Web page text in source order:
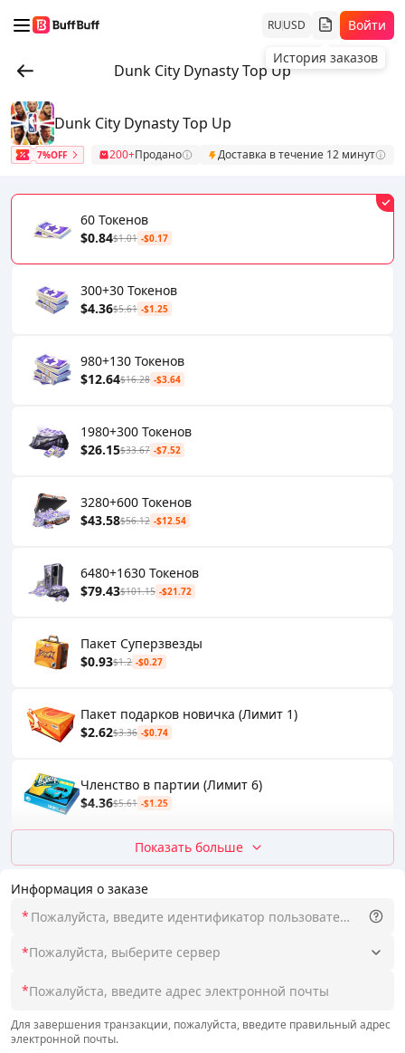
RUUSD
История заказов
Войти
Dunk City Dynasty Top Up
Информация о заказе
*
*Пожалуйста, выберите сервер
*
Для завершения транзакции, пожалуйста, введите правильный адрес
электронной почты.
Dunk City Dynasty Top Up
7%OFF 200+Продано Доставка в течение 12 минут
60 Токенов
$0.84$1.01 -$0.17
300+30 Токенов
$4.36$5.61 -$1.25
980+130 Токенов
$12.64$16.28 -$3.64
1980+300 Токенов
$26.15$33.67 -$7.52
3280+600 Токенов
$43.58$56.12 -$12.54
6480+1630 Токенов
$79.43$101.15 -$21.72
Пакет Суперзвезды
$0.93$1.2 -$0.27
Пакет подарков новичка (Лимит 1)
$2.62$3.36 -$0.74
Членство в партии (Лимит 6)
$4.36$5.61 -$1.25
Показать больше